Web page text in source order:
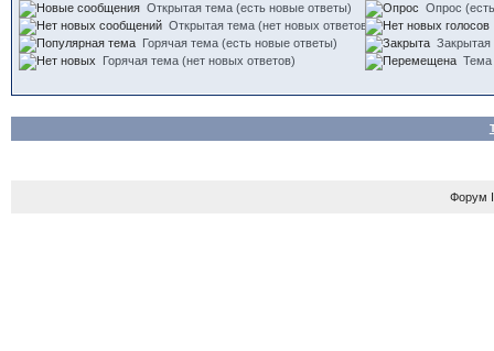
Открытая тема (есть новые ответы)
Открытая тема (нет новых ответов)
Горячая тема (есть новые ответы)
Горячая тема (нет новых ответов)
Опрос
Закрытая
Тема
Форум